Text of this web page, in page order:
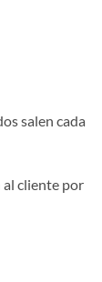
salen cada
al cliente por